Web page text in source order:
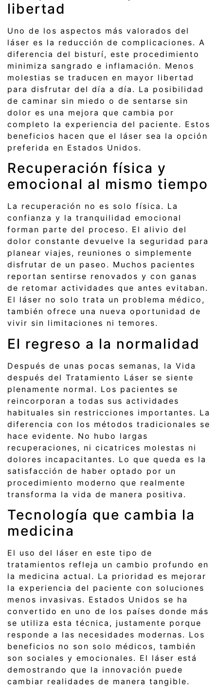
libertad
Uno de los aspectos más valorados del
láser es la reducción de complicaciones. A
diferencia del bisturí, este procedimiento
minimiza sangrado e inflamación. Menos
molestias se traducen en mayor libertad
para disfrutar del día a día. La posibilidad
de caminar sin miedo o de sentarse sin
dolor es una mejora que cambia por
completo la experiencia del paciente. Estos
beneficios hacen que el láser sea la opción
preferida en Estados Unidos.
Recuperación física y
emocional al mismo tiempo
La recuperación no es solo física. La
confianza y la tranquilidad emocional
forman parte del proceso. El alivio del
dolor constante devuelve la seguridad para
planear viajes, reuniones o simplemente
disfrutar de un paseo. Muchos pacientes
reportan sentirse renovados y con ganas
de retomar actividades que antes evitaban.
El láser no solo trata un problema médico,
también ofrece una nueva oportunidad de
vivir sin limitaciones ni temores.
El regreso a la normalidad
Después de unas pocas semanas, la Vida
después del Tratamiento Láser se siente
plenamente normal. Los pacientes se
reincorporan a todas sus actividades
habituales sin restricciones importantes. La
diferencia con los métodos tradicionales se
hace evidente. No hubo largas
recuperaciones, ni cicatrices molestas ni
dolores incapacitantes. Lo que queda es la
satisfacción de haber optado por un
procedimiento moderno que realmente
transforma la vida de manera positiva.
Tecnología que cambia la
medicina
El uso del láser en este tipo de
tratamientos refleja un cambio profundo en
la medicina actual. La prioridad es mejorar
la experiencia del paciente con soluciones
menos invasivas. Estados Unidos se ha
convertido en uno de los países donde más
se utiliza esta técnica, justamente porque
responde a las necesidades modernas. Los
beneficios no son solo médicos, también
son sociales y emocionales. El láser está
demostrando que la innovación puede
cambiar realidades de manera tangible.